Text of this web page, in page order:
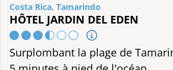
Costa Rica, Tamarindo
HÔTEL JARDIN DEL EDEN
Surplombant la plage de